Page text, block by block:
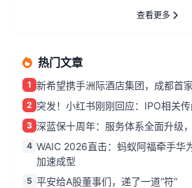
查看更多
热门文章
1 新希望携手洲际酒店集团，成都首
2 突发！小红书刚刚回应：IPO相关
3 深蓝保十周年：服务体系全面升级
4 WAIC 2026直击：蚂蚁阿福牵手华
加速成型
5 平安给A股董事们，递了一道“符”